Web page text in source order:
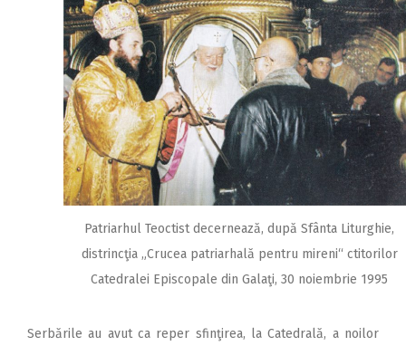
Patriarhul Teoctist decernează, după Sfânta Liturghie,
distrincţia „Crucea patriarhală pentru mireni“ ctitorilor
Catedralei Episcopale din Galaţi, 30 noiembrie 1995
Serbările au avut ca reper sfinţirea, la Cate­drală, a noilor